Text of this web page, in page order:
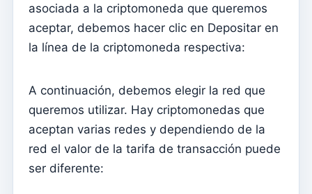
fácil
Los contenidos básicos del sitio web no se actualizan
Activa la aplicación móvil
Configuraciones básicas para un sitio web alojado en
Kyrios (Multimodelo – 1)
Configuraciones básicas para un sitio web alojado en
asociada a la criptomoneda que queremos
aceptar, debemos hacer clic en Depositar en
la línea de la criptomoneda respectiva:
A continuación, debemos elegir la red que
queremos utilizar. Hay criptomonedas que
aceptan varias redes y dependiendo de la
red el valor de la tarifa de transacción puede
ser diferente: